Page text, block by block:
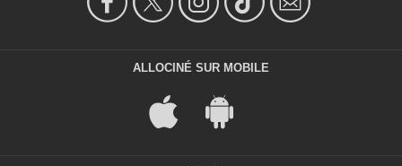
ALLOCINÉ SUR MOBILE